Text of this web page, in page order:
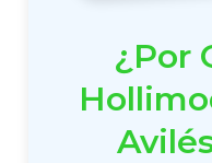
¿Por